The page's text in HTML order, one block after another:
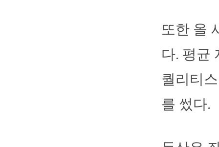
또한 올
다. 평균
퀄리티
를 썼다.